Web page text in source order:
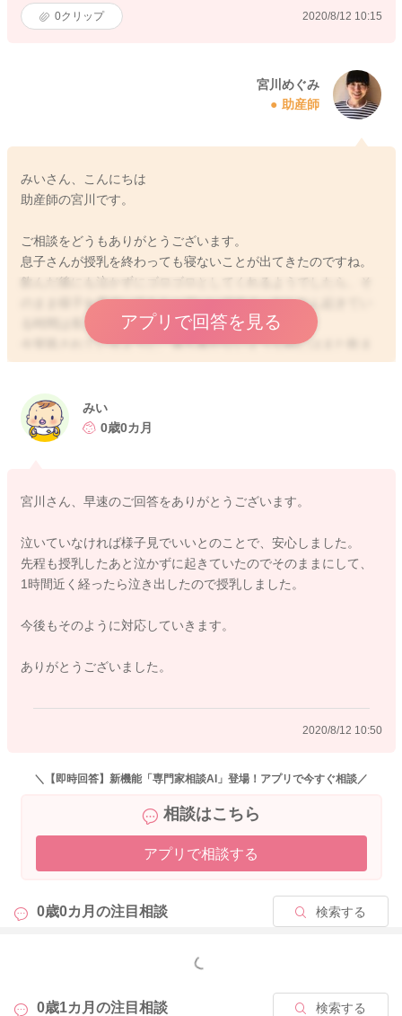
0クリップ 2020/8/12 10:15
宮川めぐみ
助産師
みいさん、こんにちは
助産師の宮川です。
ご相談をどうもありがとうございます。
息子さんが授乳を終わっても寝ないことが出てきたのですね。
飲んだ後にも泣かずにゴロゴロとしてくれるようでしたら、そ
のまま様子を見ていてもらっていいですよ。だんだん起きてい
る時間は長くなってきます。
今実践されているように、落ち着かないような時にはまた飲ま
せてあげるようにされるのでいいですよ。
どうぞよろしくお願いします。
アプリで回答を見る
みい
0歳0カ月
宮川さん、早速のご回答をありがとうございます。
泣いていなければ様子見でいいとのことで、安心しました。
先程も授乳したあと泣かずに起きていたのでそのままにして、
1時間近く経ったら泣き出したので授乳しました。
今後もそのように対応していきます。
ありがとうございました。
2020/8/12 10:50
＼【即時回答】新機能「専門家相談AI」登場！アプリで今すぐ相談／
相談はこちら
アプリで相談する
0歳0カ月の注目相談 検索する
もっと見る
0歳1カ月の注目相談 検索する